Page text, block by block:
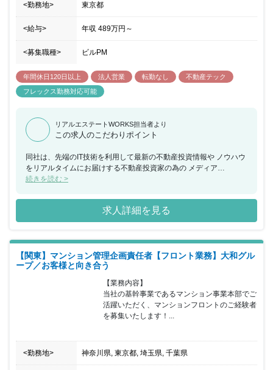
<勤務地> 東京都
<給与> 年収 489万円 ～
<募集職種> ビルPM
年間休日120日以上 法人営業 転勤なし
不動産テック
フレックス勤務対応可能
リアルエステートWORKS担当者より
この求人のこだわりポイント
同社は、先端のIT技術を利用して最新の不動産投資情報や ノウハウ
をリアルタイムにお届けする不動産投資家の為の メディア
「INVEST ONLINE」を通じて、 投資家の皆様と常に「―不動産投
情報配信、コ ンサルティングならびに、収益性の高い物件情報や
関連業者のマッチングを提供している会社です。 投資家に土地を販
売して投資家自身にアパートを建てて頂く 「土地から探す新築一棟
社で働く魅力 賃貸管理業務、建物管理業務に加えて、投資用新築ア
パートが できるまでのプロジェクト管理を経験できます。 投資
家、建設会社、設計事務所、金融機関、土地家屋調査士、 司法書士
など多くのステークホルダーと連携してプロジェクトを 進めるた
め、賃貸アパートに関する広範な知識が身に付きます。 結婚や出産
などのライフイベントを受けて 「働き方を見直したい」と考える方
にはフィットする会社です。 同社では平均残業業時間が月3時間未
満、社内の風土も 長時間働くよりも効率よく働くことを良しとして
はビジネス基盤が整い、これから拡大へ向かうフェーズです。 会社
とともに成長しコアメンバーとなりたい方に来ていただきたいで
す。 今期及び来期に業績伸張と組織拡大を見込んでおり、 その先
続きを読む >
求人詳細を見る
【関東】マンション管理企画責任者【フロント業務】大和グル
ープ／お客様と向き合う
【業務内容】
当社の基幹事業であるマンション事業本部でご
活躍いただく、マンションフロントのご経験者
を募集いたします！...
<勤務地> 神奈川県, 東京都, 埼玉県, 千葉県